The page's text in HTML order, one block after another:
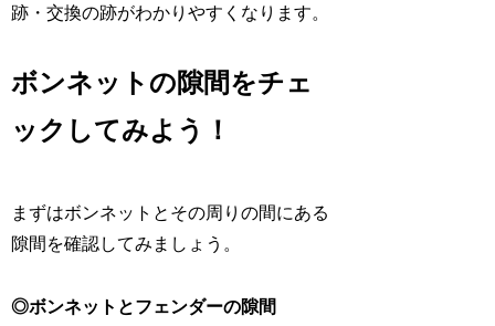
跡・交換の跡がわかりやすくなります。
ボンネットの隙間をチェ
ックしてみよう！
まずはボンネットとその周りの間にある
隙間を確認してみましょう。
◎ボンネットとフェンダーの隙間